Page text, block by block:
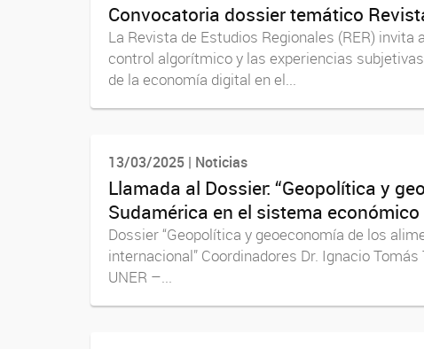
Convocatoria dossier temático
La Revista de Estudios Regionales (RER)
control algorítmico y las experiencias
de la economía digital en el...
13/03/2025 | Noticias
Llamada al Dossier: “Geopolítica y
Sudamérica en el sistema
Dossier “Geopolítica y geoeconomía de los
internacional” Coordinadores Dr. Ignacio
UNER –...